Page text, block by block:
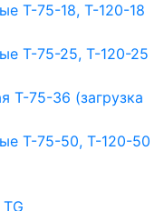
Т-75-18, Т-120-18
Т-75-25, Т-120-25
Т-75-36 (загрузка
Т-75-50, Т-120-50